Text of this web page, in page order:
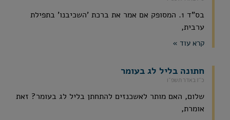
בס"ד 1. המסופק אם אמר את ברכת 'השכיבנו' בתפילת
ערבית,
קרא עוד »
חתונה בליל לג בעומר
כ״ז באדר תשפ״ו
שלום, האם מותר לאשכנזים להתחתן בליל לג בעומר? זאת
אומרת,